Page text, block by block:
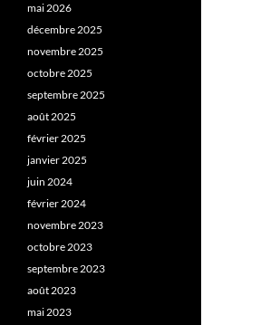
mai 2026
décembre 2025
novembre 2025
octobre 2025
septembre 2025
août 2025
février 2025
janvier 2025
juin 2024
février 2024
novembre 2023
octobre 2023
septembre 2023
août 2023
mai 2023